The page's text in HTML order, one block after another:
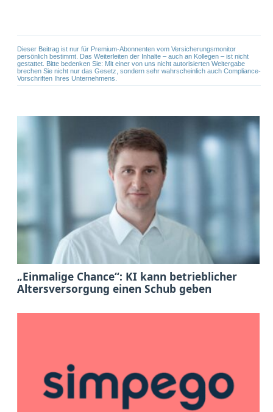
Dieser Beitrag ist nur für Premium-Abonnenten vom Versicherungsmonitor
persönlich bestimmt. Das Weiterleiten der Inhalte – auch an Kollegen – ist nicht
gestattet. Bitte bedenken Sie: Mit einer von uns nicht autorisierten Weitergabe
brechen Sie nicht nur das Gesetz, sondern sehr wahrscheinlich auch Compliance-
Vorschriften Ihres Unternehmens.
„Einmalige Chance“: KI kann betrieblicher
Altersversorgung einen Schub geben